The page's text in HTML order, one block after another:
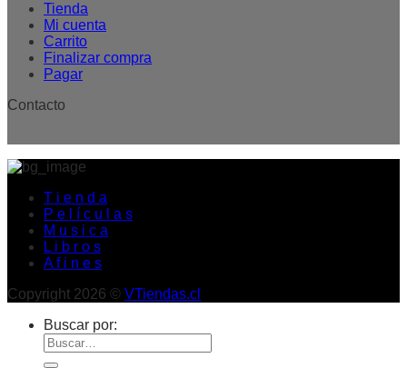
Tienda
Mi cuenta
Carrito
Finalizar compra
Pagar
Contacto
T i e n d a
P e l í c u l a s
M u s i c a
L i b r o s
A f i n e s
Copyright 2026 © VTiendas.cl
Buscar por: